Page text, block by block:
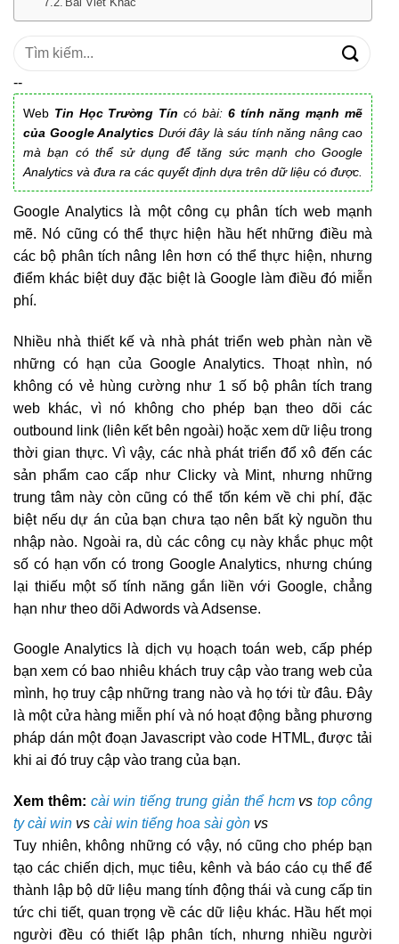
Tìm
--
Web Tin Học Trường Tíncó bài: 6 tính năng mạnh mẽ
của Google Analytics Dưới đây là sáu tính năng nâng cao
mà bạn có thể sử dụng để tăng sức mạnh cho Google
Analytics và đưa ra các quyết định dựa trên dữ liệu có được.
Google Analytics là một công cụ phân tích web mạnh
mẽ. Nó cũng có thể thực hiện hầu hết những điều mà
các bộ phân tích nâng lên hơn có thể thực hiện, nhưng
điểm khác biệt duy đặc biệt là Google làm điều đó miễn
phí.
Nhiều nhà thiết kế và nhà phát triển web phàn nàn về
những có hạn của Google Analytics. Thoạt nhìn, nó
không có vẻ hùng cường như 1 số bộ phân tích trang
web khác, vì nó không cho phép bạn theo dõi các
outbound link (liên kết bên ngoài) hoặc xem dữ liệu trong
thời gian thực. Vì vậy, các nhà phát triển đổ xô đến các
sản phẩm cao cấp như Clicky và Mint, nhưng những
trung tâm này còn cũng có thể tốn kém về chi phí, đặc
biệt nếu dự án của bạn chưa tạo nên bất kỳ nguồn thu
nhập nào. Ngoài ra, dù các công cụ này khắc phục một
số có hạn vốn có trong Google Analytics, nhưng chúng
lại thiếu một số tính năng gắn liền với Google, chẳng
hạn như theo dõi Adwords và Adsense.
Google Analytics là dịch vụ hoạch toán web, cấp phép
bạn xem có bao nhiêu khách truy cập vào trang web của
mình, họ truy cập những trang nào và họ tới từ đâu. Đây
là một cửa hàng miễn phí và nó hoạt động bằng phương
pháp dán một đoạn Javascript vào code HTML, được tải
khi ai đó truy cập vào trang của bạn.
Xem thêm: cài win tiếng trung giản thể hcmvstop công
ty cài win vs cài win tiếng hoa sài gòn vs
Tuy nhiên, không những có vậy, nó cũng cho phép bạn
tạo các chiến dịch, mục tiêu, kênh và báo cáo cụ thể để
thành lập bộ dữ liệu mang tính động thái và cung cấp tin
tức chi tiết, quan trọng về các dữ liệu khác. Hầu hết mọi
người đều có thiết lập phân tích, nhưng nhiều người